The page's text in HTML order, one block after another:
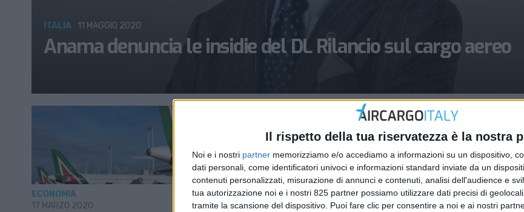
Il rispetto della tua riservatezza è la nostra
Noi e i nostri partner memorizziamo e/o accediamo a informazioni su un dispositivo,
dati personali, come identificatori univoci e informazioni standard inviate da un
contenuti personalizzati, misurazione di annunci e contenuti, analisi dell'audience e
tua autorizzazione noi e i nostri 825 partner possiamo utilizzare dati precisi di
tramite la scansione del dispositivo. Puoi fare clic per consentire a noi e ai nostri
Anama denuncia le insidie del DL Rilancio sul cargo aereo
ITALIA 11 MAGGIO 2020
ECONOMIA
17 MARZO 2020